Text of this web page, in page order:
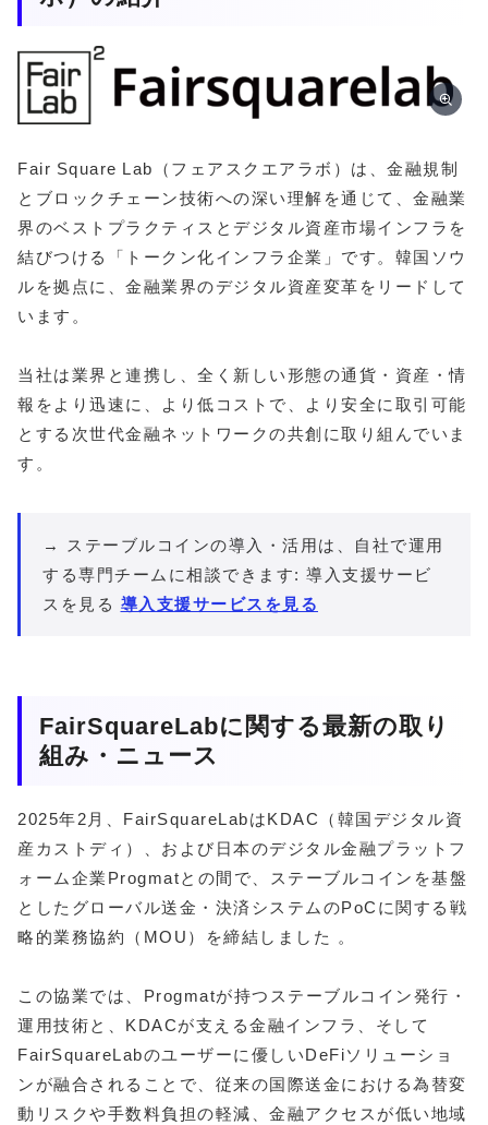
Fair Square Lab（フェアスクエアラボ）は、金融規制
とブロックチェーン技術への深い理解を通じて、金融業
界のベストプラクティスとデジタル資産市場インフラを
結びつける「トークン化インフラ企業」です。韓国ソウ
ルを拠点に、金融業界のデジタル資産変革をリードして
います。
当社は業界と連携し、全く新しい形態の通貨・資産・情
報をより迅速に、より低コストで、より安全に取引可能
とする次世代金融ネットワークの共創に取り組んでいま
す。
→ ステーブルコインの導入・活用は、自社で運用
する専門チームに相談できます: 導入支援サービ
スを見る 導入支援サービスを見る
FairSquareLabに関する最新の取り
組み・ニュース
2025年2月、FairSquareLabはKDAC（韓国デジタル資
産カストディ）、および日本のデジタル金融プラットフ
ォーム企業Progmatとの間で、ステーブルコインを基盤
としたグローバル送金・決済システムのPoCに関する戦
略的業務協約（MOU）を締結しました 。
この協業では、Progmatが持つステーブルコイン発行・
運用技術と、KDACが支える金融インフラ、そして
FairSquareLabのユーザーに優しいDeFiソリューショ
ンが融合されることで、従来の国際送金における為替変
動リスクや手数料負担の軽減、金融アクセスが低い地域